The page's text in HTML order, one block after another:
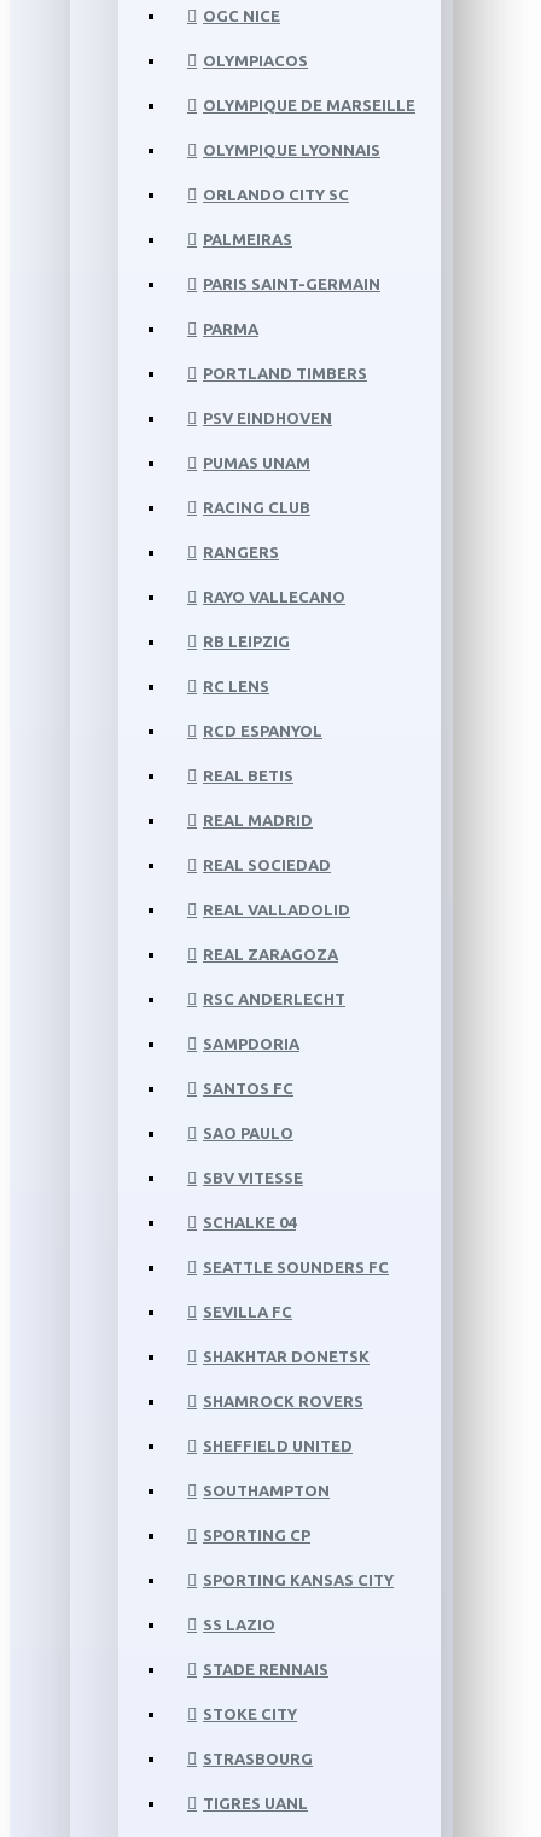
OGC NICE
OLYMPIACOS
OLYMPIQUE DE MARSEILLE
OLYMPIQUE LYONNAIS
ORLANDO CITY SC
PALMEIRAS
PARIS SAINT-GERMAIN
PARMA
PORTLAND TIMBERS
PSV EINDHOVEN
PUMAS UNAM
RACING CLUB
RANGERS
RAYO VALLECANO
RB LEIPZIG
RC LENS
RCD ESPANYOL
REAL BETIS
REAL MADRID
REAL SOCIEDAD
REAL VALLADOLID
REAL ZARAGOZA
RSC ANDERLECHT
SAMPDORIA
SANTOS FC
SAO PAULO
SBV VITESSE
SCHALKE 04
SEATTLE SOUNDERS FC
SEVILLA FC
SHAKHTAR DONETSK
SHAMROCK ROVERS
SHEFFIELD UNITED
SOUTHAMPTON
SPORTING CP
SPORTING KANSAS CITY
SS LAZIO
STADE RENNAIS
STOKE CITY
STRASBOURG
TIGRES UANL